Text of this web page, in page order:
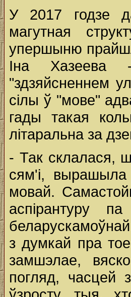
У 2017 годзе
магутная
упершыню
Іна Хазеева
"здзяйсненнем
сілы ў "мове"
гады такая
літаральна за
- Так склалася,
сям'і,
мовай.
аспірантуру
з думкай пра
замшэлае,
погляд, часцей